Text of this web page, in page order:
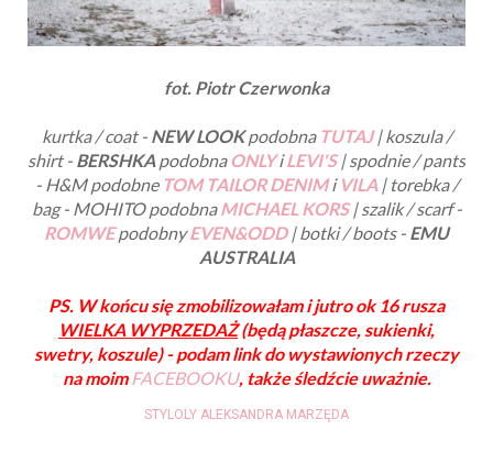
fot. Piotr Czerwonka
kurtka / coat - NEW LOOKpodobna TUTAJ| koszula /
shirt - BERSHKA podobna ONLYiLEVI'S| spodnie / pants
- H&M podobne TOM TAILOR DENIMi VILA| torebka /
bag - MOHITO podobnaMICHAEL KORS| szalik / scarf -
ROMWEpodobnyEVEN&ODD| botki / boots - EMU
AUSTRALIA
PS. W końcu się zmobilizowałam i jutro ok 16 rusza
WIELKA WYPRZEDAŻ(będą płaszcze, sukienki,
swetry, koszule) - podam link do wystawionych rzeczy
na moim FACEBOOKU, także śledźcie uważnie.
STYLOLY ALEKSANDRA MARZĘDA